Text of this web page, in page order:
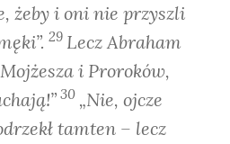
żeby i oni nie przyszli
29 Lecz Abraham
i Proroków,
30 „Nie, ojcze
tamten – lecz